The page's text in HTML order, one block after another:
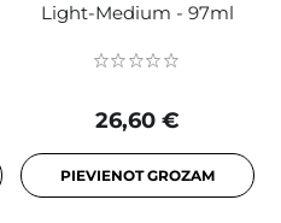
Light-Medium - 97ml
26,60 €
PIEVIENOT GROZAM